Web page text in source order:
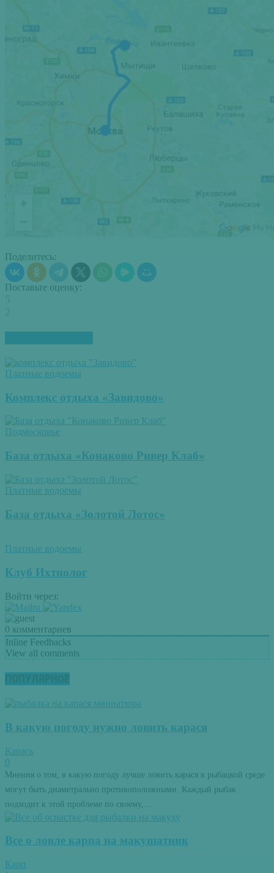
Поделитесь:
Поставьте оценку:
Платные водоемы
Комплекс отдыха «Завидово»
Подмосковье
База отдыха «Конаково Ривер Клаб»
Платные водоемы
База отдыха «Золотой Лотос»
Платные водоемы
Клуб Ихтиолог
Войти через:
0 комментариев
Inline Feedbacks
View all comments
ПОПУЛЯРНОЕ
В какую погоду нужно ловить карася
Карась
0
Мнения о том, в какую погоду лучше ловить карася в рыбацкой среде
могут быть диаметрально противоположными. Каждый рыбак
подходит к этой проблеме по своему,...
Все о ловле карпа на макушатник
Карп